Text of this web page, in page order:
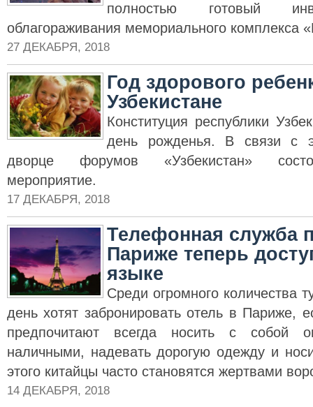
полностью готовый
облагораживания мемориального комплекса
27 ДЕКАБРЯ, 2018
Год здорового
Узбекистане
Конституция республики
день рожденья. В связи с
дворце форумов «Узбекистан»
мероприятие.
17 ДЕКАБРЯ, 2018
Телефонная служба
Париже теперь
языке
Среди огромного количества
день хотят забронировать отель в Париже,
предпочитают всегда носить с собой
наличными, надевать дорогую одежду и
этого китайцы часто становятся жертвами
14 ДЕКАБРЯ, 2018